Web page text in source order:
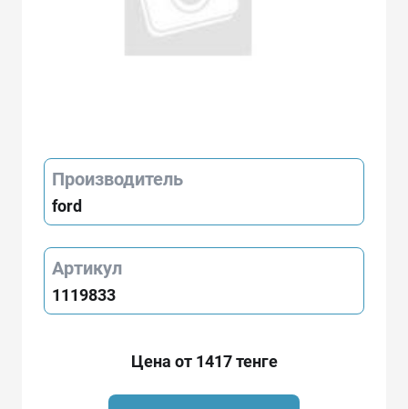
Производитель
ford
Артикул
1119833
Цена от 1417 тенге